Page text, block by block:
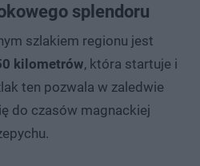
splendoru
szlakiem regionu jest
kilometrów, która startuje i
ten pozwala w zaledwie
do czasów magnackiej